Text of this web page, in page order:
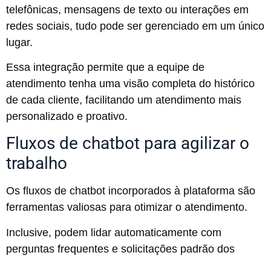
telefônicas, mensagens de texto ou interações em
redes sociais, tudo pode ser gerenciado em um único
lugar.
Essa integração permite que a equipe de
atendimento tenha uma visão completa do histórico
de cada cliente, facilitando um atendimento mais
personalizado e proativo.
Fluxos de chatbot para agilizar o
trabalho
Os fluxos de chatbot incorporados à plataforma são
ferramentas valiosas para otimizar o atendimento.
Inclusive, podem lidar automaticamente com
perguntas frequentes e solicitações padrão dos